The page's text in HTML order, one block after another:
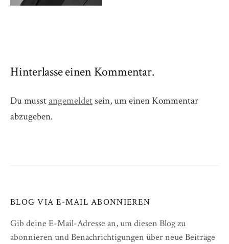
Hinterlasse einen Kommentar.
Du musstangemeldetsein, um einen Kommentar
abzugeben.
BLOG VIA E-MAIL ABONNIEREN
Gib deine E-Mail-Adresse an, um diesen Blog zu
abonnieren und Benachrichtigungen über neue Beiträge